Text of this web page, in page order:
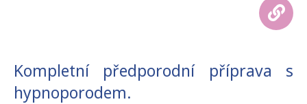
Kompletní předporodní příprava s
hypnoporodem.